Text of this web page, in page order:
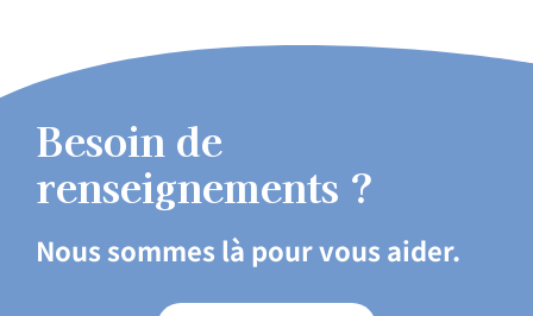
Besoin de
renseignements ?
Nous sommes là pour vous aider.